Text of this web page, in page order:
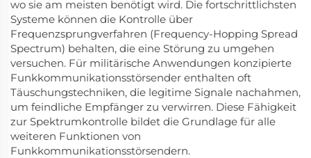
wo sie am meisten benötigt wird. Die fortschrittlichsten
Systeme können die Kontrolle über
Frequenzsprungverfahren (Frequency-Hopping Spread
Spectrum) behalten, die eine Störung zu umgehen
versuchen. Für militärische Anwendungen konzipierte
Funkkommunikationsstörsender enthalten oft
Täuschungstechniken, die legitime Signale nachahmen,
um feindliche Empfänger zu verwirren. Diese Fähigkeit
zur Spektrumkontrolle bildet die Grundlage für alle
weiteren Funktionen von
Funkkommunikationsstörsendern.